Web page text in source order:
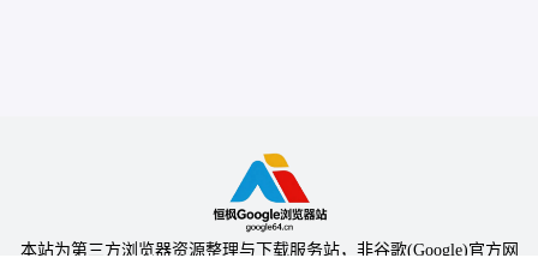
本站为第三方浏览器资源整理与下载服务站，非谷歌(Google)官方网